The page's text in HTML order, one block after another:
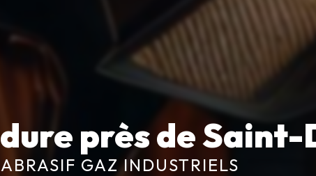
près de Saint-
GAZ INDUSTRIELS